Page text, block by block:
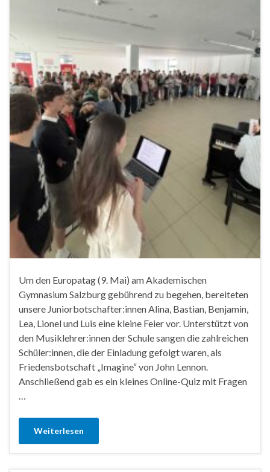
Um den Europatag (9. Mai) am Akademischen
Gymnasium Salzburg gebührend zu begehen, bereiteten
unsere Juniorbotschafter:innen Alina, Bastian, Benjamin,
Lea, Lionel und Luis eine kleine Feier vor. Unterstützt von
den Musiklehrer:innen der Schule sangen die zahlreichen
Schüler:innen, die der Einladung gefolgt waren, als
Friedensbotschaft „Imagine“ von John Lennon.
Anschließend gab es ein kleines Online-Quiz mit Fragen
Weiterlesen